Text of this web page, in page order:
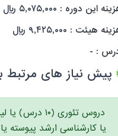
این دوره : ۵,۰۷۵,۰۰۰ ریال
هیئت : ۹,۴۲۵,۰۰۰ ریال
:
-
پیش نیاز های مرتبط
دروس تئوری
یا کارشناسی ارشد پیوسته